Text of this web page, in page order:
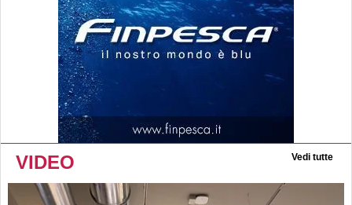
VIDEO Vedi tutte